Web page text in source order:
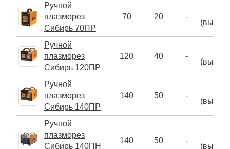
Ручной
плазморез
Сибирь 70ПР
70 20 -
Ручной
плазморез
Сибирь 120ПР
120 40 -
Ручной
плазморез
Сибирь 140ПР
140 50 -
Ручной
плазморез
Сибирь 140ПН
140 50 -